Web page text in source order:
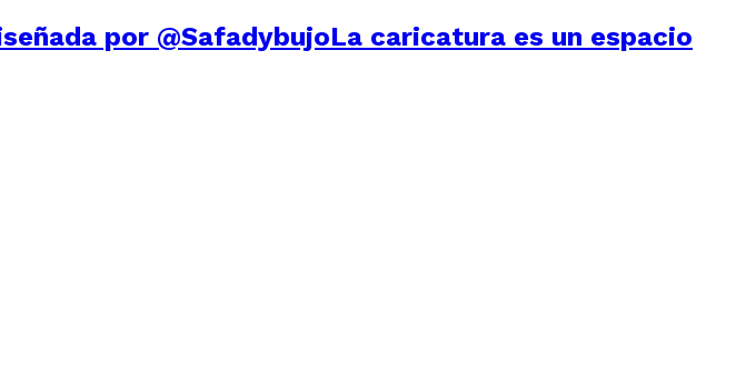
por @SafadybujoLa caricatura es un espacio